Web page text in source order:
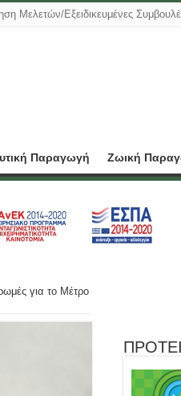
Μελετών/Εξειδικευμένες
Παραγωγή Ζωική
για το Μέτρο